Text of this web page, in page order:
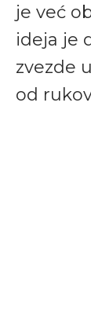
je već
ideja je
zvezde
od